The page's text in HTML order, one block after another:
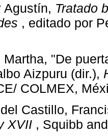
Agustín, Tratado
, editado por
Martha, "De
Aizpuru (dir.),
COLMEX,
Castillo,
XVII , Squibb